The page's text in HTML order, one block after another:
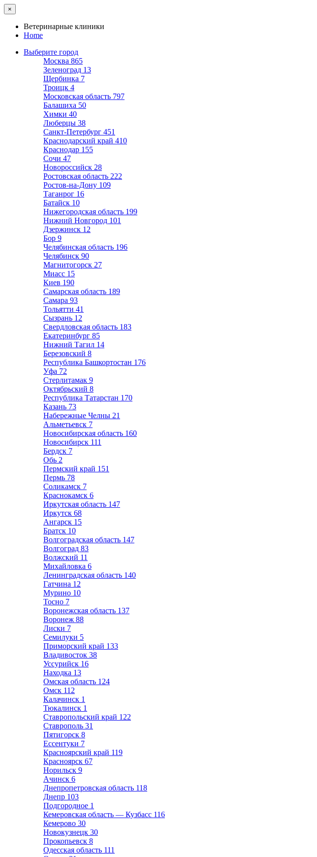
×
Ветеринарные клиники
Home
Выберите город
Москва 865
Зеленоград 13
Щербинка 7
Троицк 4
Московская область 797
Балашиха 50
Химки 40
Люберцы 38
Санкт-Петербург 451
Краснодарский край 410
Краснодар 155
Сочи 47
Новороссийск 28
Ростовская область 222
Ростов-на-Дону 109
Таганрог 16
Батайск 10
Нижегородская область 199
Нижний Новгород 101
Дзержинск 12
Бор 9
Челябинская область 196
Челябинск 90
Магнитогорск 27
Миасс 15
Киев 190
Самарская область 189
Самара 93
Тольятти 41
Сызрань 12
Свердловская область 183
Екатеринбург 85
Нижний Тагил 14
Березовский 8
Республика Башкортостан 176
Уфа 72
Стерлитамак 9
Октябрьский 8
Республика Татарстан 170
Казань 73
Набережные Челны 21
Альметьевск 7
Новосибирская область 160
Новосибирск 111
Бердск 7
Обь 2
Пермский край 151
Пермь 78
Соликамск 7
Краснокамск 6
Иркутская область 147
Иркутск 68
Ангарск 15
Братск 10
Волгоградская область 147
Волгоград 83
Волжский 11
Михайловка 6
Ленинградская область 140
Гатчина 12
Мурино 10
Тосно 7
Воронежская область 137
Воронеж 88
Лиски 7
Семилуки 5
Приморский край 133
Владивосток 38
Уссурийск 16
Находка 13
Омская область 124
Омск 112
Калачинск 1
Тюкалинск 1
Ставропольский край 122
Ставрополь 31
Пятигорск 8
Ессентуки 7
Красноярский край 119
Красноярск 67
Норильск 9
Ачинск 6
Днепропетровская область 118
Днепр 103
Подгородное 1
Кемеровская область — Кузбасс 116
Кемерово 30
Новокузнецк 30
Прокопьевск 8
Одесская область 111